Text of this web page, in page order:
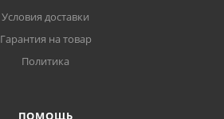
Условия доставки
Гарантия на товар
Политика
ПОМОЩЬ